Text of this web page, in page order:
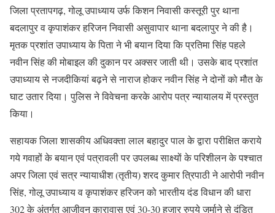
जिला प्रतापगढ़, गोलू उपाध्याय उर्फ किशन निवासी कस्तूरी पुर थाना
बदलापुर व कृपाशंकर हरिजन निवासी असुवापार थाना बदलापुर ने की है।
मृतक प्रशांत उपाध्याय के पिता ने भी बयान दिया कि प्रतिमा सिंह पहले
नवीन सिंह की मोबाइल की दुकान पर अक्सर जाती थी। उसके बाद प्रशांत
उपाध्याय से नजदीकियां बढ़ने से नाराज होकर नवीन सिंह ने दोनों को मौत के
घाट उतार दिया। पुलिस ने विवेचना करके आरोप पत्र न्यायालय में प्रस्तुत
किया।
सहायक जिला शासकीय अधिवक्ता लाल बहादुर पाल के द्वारा परीक्षित कराये
गये गवाहों के बयान एवं पत्रावली पर उपलब्ध साक्ष्यों के परिशीलन के पश्चात
अपर जिला एवं सत्र न्यायाधीश (तृतीय) शरद कुमार त्रिपाठी ने आरोपी नवीन
सिंह, गोलू उपाध्याय व कृपाशंकर हरिजन को भारतीय दंड विधान की धारा
302 के अंतर्गत आजीवन कारावास एवं 30-30 हजार रुपये जुर्माने से दंडित